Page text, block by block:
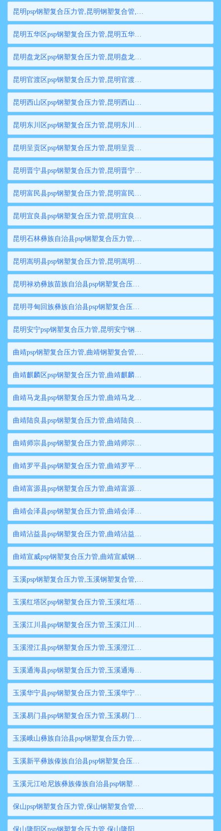
昆明psp钢塑复合压力管,昆明钢塑复合管,昆明衬塑钢管,昆明psp钢塑复合穿线管,昆明内衬塑复合钢管
昆明五华区psp钢塑复合压力管,昆明五华区钢塑复合管,昆明五华区衬塑钢管,昆明五华区psp钢塑复合穿线管,昆明五华区内衬塑复合钢管
昆明盘龙区psp钢塑复合压力管,昆明盘龙区钢塑复合管,昆明盘龙区衬塑钢管,昆明盘龙区psp钢塑复合穿线管,昆明盘龙区内衬塑复合钢管
昆明官渡区psp钢塑复合压力管,昆明官渡区钢塑复合管,昆明官渡区衬塑钢管,昆明官渡区psp钢塑复合穿线管,昆明官渡区内衬塑复合钢管
昆明西山区psp钢塑复合压力管,昆明西山区钢塑复合管,昆明西山区衬塑钢管,昆明西山区psp钢塑复合穿线管,昆明西山区内衬塑复合钢管
昆明东川区psp钢塑复合压力管,昆明东川区钢塑复合管,昆明东川区衬塑钢管,昆明东川区psp钢塑复合穿线管,昆明东川区内衬塑复合钢管
昆明呈贡区psp钢塑复合压力管,昆明呈贡区钢塑复合管,昆明呈贡区衬塑钢管,昆明呈贡区psp钢塑复合穿线管,昆明呈贡区内衬塑复合钢管
昆明晋宁县psp钢塑复合压力管,昆明晋宁县钢塑复合管,昆明晋宁县衬塑钢管,昆明晋宁县psp钢塑复合穿线管,昆明晋宁县内衬塑复合钢管
昆明富民县psp钢塑复合压力管,昆明富民县钢塑复合管,昆明富民县衬塑钢管,昆明富民县psp钢塑复合穿线管,昆明富民县内衬塑复合钢管
昆明宜良县psp钢塑复合压力管,昆明宜良县钢塑复合管,昆明宜良县衬塑钢管,昆明宜良县psp钢塑复合穿线管,昆明宜良县内衬塑复合钢管
昆明石林彝族自治县psp钢塑复合压力管,昆明石林彝族自治县钢塑复合管,昆明石林彝族自治县衬塑钢管,昆明石林彝族自治县psp钢塑复合穿线管,昆明石林彝族自治县内衬塑复合钢管
昆明嵩明县psp钢塑复合压力管,昆明嵩明县钢塑复合管,昆明嵩明县衬塑钢管,昆明嵩明县psp钢塑复合穿线管,昆明嵩明县内衬塑复合钢管
昆明禄劝彝族苗族自治县psp钢塑复合压力管,昆明禄劝彝族苗族自治县钢塑复合管,昆明禄劝彝族苗族自治县衬塑钢管,昆明禄劝彝族苗族自治县psp钢塑复合穿线管,昆明禄劝彝族苗族自治县内衬塑复合钢管
昆明寻甸回族彝族自治县psp钢塑复合压力管,昆明寻甸回族彝族自治县钢塑复合管,昆明寻甸回族彝族自治县衬塑钢管,昆明寻甸回族彝族自治县psp钢塑复合穿线管,昆明寻甸回族彝族自治县内衬塑复合钢管
昆明安宁psp钢塑复合压力管,昆明安宁钢塑复合管,昆明安宁衬塑钢管,昆明安宁psp钢塑复合穿线管,昆明安宁内衬塑复合钢管
曲靖psp钢塑复合压力管,曲靖钢塑复合管,曲靖衬塑钢管,曲靖psp钢塑复合穿线管,曲靖内衬塑复合钢管
曲靖麒麟区psp钢塑复合压力管,曲靖麒麟区钢塑复合管,曲靖麒麟区衬塑钢管,曲靖麒麟区psp钢塑复合穿线管,曲靖麒麟区内衬塑复合钢管
曲靖马龙县psp钢塑复合压力管,曲靖马龙县钢塑复合管,曲靖马龙县衬塑钢管,曲靖马龙县psp钢塑复合穿线管,曲靖马龙县内衬塑复合钢管
曲靖陆良县psp钢塑复合压力管,曲靖陆良县钢塑复合管,曲靖陆良县衬塑钢管,曲靖陆良县psp钢塑复合穿线管,曲靖陆良县内衬塑复合钢管
曲靖师宗县psp钢塑复合压力管,曲靖师宗县钢塑复合管,曲靖师宗县衬塑钢管,曲靖师宗县psp钢塑复合穿线管,曲靖师宗县内衬塑复合钢管
曲靖罗平县psp钢塑复合压力管,曲靖罗平县钢塑复合管,曲靖罗平县衬塑钢管,曲靖罗平县psp钢塑复合穿线管,曲靖罗平县内衬塑复合钢管
曲靖富源县psp钢塑复合压力管,曲靖富源县钢塑复合管,曲靖富源县衬塑钢管,曲靖富源县psp钢塑复合穿线管,曲靖富源县内衬塑复合钢管
曲靖会泽县psp钢塑复合压力管,曲靖会泽县钢塑复合管,曲靖会泽县衬塑钢管,曲靖会泽县psp钢塑复合穿线管,曲靖会泽县内衬塑复合钢管
曲靖沾益县psp钢塑复合压力管,曲靖沾益县钢塑复合管,曲靖沾益县衬塑钢管,曲靖沾益县psp钢塑复合穿线管,曲靖沾益县内衬塑复合钢管
曲靖宣威psp钢塑复合压力管,曲靖宣威钢塑复合管,曲靖宣威衬塑钢管,曲靖宣威psp钢塑复合穿线管,曲靖宣威内衬塑复合钢管
玉溪psp钢塑复合压力管,玉溪钢塑复合管,玉溪衬塑钢管,玉溪psp钢塑复合穿线管,玉溪内衬塑复合钢管
玉溪红塔区psp钢塑复合压力管,玉溪红塔区钢塑复合管,玉溪红塔区衬塑钢管,玉溪红塔区psp钢塑复合穿线管,玉溪红塔区内衬塑复合钢管
玉溪江川县psp钢塑复合压力管,玉溪江川县钢塑复合管,玉溪江川县衬塑钢管,玉溪江川县psp钢塑复合穿线管,玉溪江川县内衬塑复合钢管
玉溪澄江县psp钢塑复合压力管,玉溪澄江县钢塑复合管,玉溪澄江县衬塑钢管,玉溪澄江县psp钢塑复合穿线管,玉溪澄江县内衬塑复合钢管
玉溪通海县psp钢塑复合压力管,玉溪通海县钢塑复合管,玉溪通海县衬塑钢管,玉溪通海县psp钢塑复合穿线管,玉溪通海县内衬塑复合钢管
玉溪华宁县psp钢塑复合压力管,玉溪华宁县钢塑复合管,玉溪华宁县衬塑钢管,玉溪华宁县psp钢塑复合穿线管,玉溪华宁县内衬塑复合钢管
玉溪易门县psp钢塑复合压力管,玉溪易门县钢塑复合管,玉溪易门县衬塑钢管,玉溪易门县psp钢塑复合穿线管,玉溪易门县内衬塑复合钢管
玉溪峨山彝族自治县psp钢塑复合压力管,玉溪峨山彝族自治县钢塑复合管,玉溪峨山彝族自治县衬塑钢管,玉溪峨山彝族自治县psp钢塑复合穿线管,玉溪峨山彝族自治县内衬塑复合钢管
玉溪新平彝族傣族自治县psp钢塑复合压力管,玉溪新平彝族傣族自治县钢塑复合管,玉溪新平彝族傣族自治县衬塑钢管,玉溪新平彝族傣族自治县psp钢塑复合穿线管,玉溪新平彝族傣族自治县内衬塑复合钢管
玉溪元江哈尼族彝族傣族自治县psp钢塑复合压力管,玉溪元江哈尼族彝族傣族自治县钢塑复合管,玉溪元江哈尼族彝族傣族自治县衬塑钢管,玉溪元江哈尼族彝族傣族自治县psp钢塑复合穿线管,玉溪元江哈尼族彝族傣族自治县内衬塑复合钢管
保山psp钢塑复合压力管,保山钢塑复合管,保山衬塑钢管,保山psp钢塑复合穿线管,保山内衬塑复合钢管